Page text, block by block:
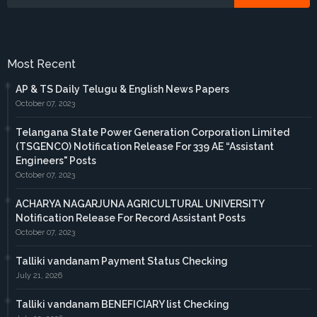
Most Recent
AP & TS Daily Telugu & English News Papers
October 07, 2023
Telangana State Power Generation Corporation Limited
(TSGENCO) Notification Release For 339 AE “Assistant
Engineers" Posts
October 07, 2023
ACHARYA NAGARJUNA AGRICULTURAL UNIVERSITY
Notification Release For Record Assistant Posts
October 07, 2023
Talliki vandanam Payment Status Checking
July 21, 2026
Talliki vandanam BENEFICIARY list Checking